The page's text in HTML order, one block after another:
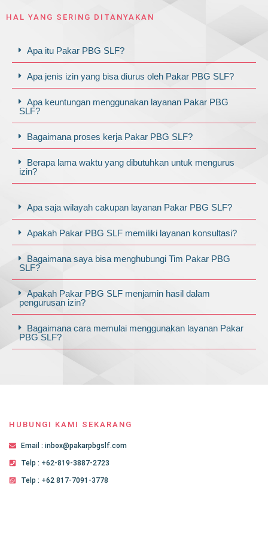
HAL YANG SERING DITANYAKAN
Apa itu Pakar PBG SLF?
Apa jenis izin yang bisa diurus oleh Pakar PBG SLF?
Apa keuntungan menggunakan layanan Pakar PBG
SLF?
Bagaimana proses kerja Pakar PBG SLF?
Berapa lama waktu yang dibutuhkan untuk mengurus
izin?
Apa saja wilayah cakupan layanan Pakar PBG SLF?
Apakah Pakar PBG SLF memiliki layanan konsultasi?
Bagaimana saya bisa menghubungi Tim Pakar PBG
SLF?
Apakah Pakar PBG SLF menjamin hasil dalam
pengurusan izin?
Bagaimana cara memulai menggunakan layanan Pakar
PBG SLF?
HUBUNGI KAMI SEKARANG
Email : inbox@pakarpbgslf.com
Telp : +62-819-3887-2723
Telp : +62 817-7091-3778